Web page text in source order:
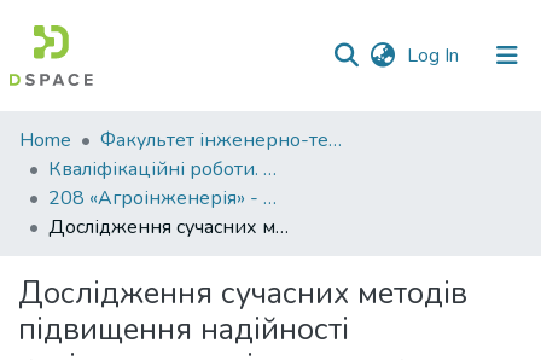
Log In (current)
Communities
&
Collections
All of DSpace
Statistics
Home
Факультет інженерно-технологічний
Кваліфікаційні роботи. Факультет інженерно-технологічний
208 «Агроінженерія» - Магістри 2022-2023
Дослідження сучасних методів підвищення надійності колінчастих валів автотракторних двигунів
Дослідження сучасних методів
підвищення надійності